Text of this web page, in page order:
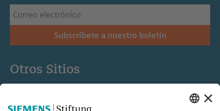
Subscríbete a nuestro boletín
Otros Sitios